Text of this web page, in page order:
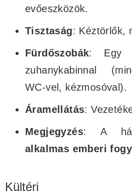
evőeszközök.
Tisztaság: Kéztörlők,
Fürdőszobák: Egy
zuhanykabinnal
WC-vel, kézmosóval).
Áramellátás:
Megjegyzés: A
alkalmas emberi
Kültéri